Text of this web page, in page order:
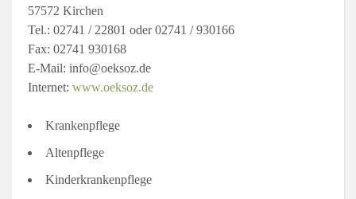
57572 Kirchen
Tel.: 02741 / 22801 oder 02741 / 930166
Fax: 02741 930168
E-Mail: info@oeksoz.de
Internet: www.oeksoz.de
Krankenpflege
Altenpflege
Kinderkrankenpflege